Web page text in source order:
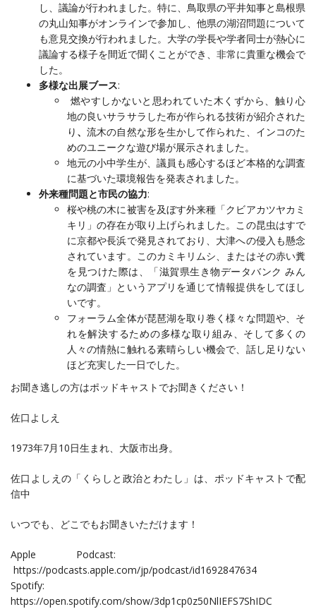
し、議論が行われました。特に、鳥取県の平井知事と島根県
の丸山知事がオンラインで参加し、他県の湖沼問題について
も意見交換が行われました。大学の学長や学者同士が熱心に
議論する様子を間近で聞くことができ、非常に貴重な機会で
した。
多様な出展ブース:
燃やすしかないと思われていた木くずから、触り心
地の良いサラサラした布が作られる技術が紹介された
り 、流木の自然な形を生かして作られた、インコのた
めのユニークな遊び場が展示されました。
地元の小中学生が、議員も感心するほど本格的な調査
に基づいた環境報告を発表されました。
外来種問題と市民の協力:
桜や桃の木に被害を及ぼす外来種「クビアカツヤカミ
キリ」の存在が取り上げられました。この昆虫はすで
に京都や長浜で発見されており、大津への侵入も懸念
されています。このカミキリムシ、またはその赤い糞
を見つけた際は、「滋賀県生き物データバンク みん
なの調査」というアプリを通じて情報提供をしてほし
いです。
フォーラム全体が琵琶湖を取り巻く様々な問題や、そ
れを解決するための多様な取り組み、そして多くの
人々の情熱に触れる素晴らしい機会で、話し足りない
ほど充実した一日でした。
お聞き逃しの方はポッドキャストでお聞きください！
佐口よしえ
1973年7月10日生まれ、大阪市出身。
佐口よしえの「くらしと政治とわたし‪」は、ポッドキャストで配
信中
いつでも、どこでもお聞きいただけます！
Apple Podcast:
https://podcasts.apple.com/jp/podcast/id1692847634
Spotify:
https://open.spotify.com/show/3dp1cp0z50NlIEFS7ShIDC